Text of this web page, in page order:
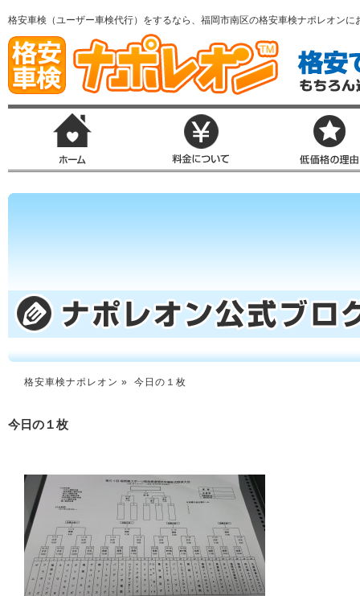
格安車検（ユーザー車検代行）をするなら、福岡市南区の格安車検ナポレオンに
格安車検ナポレオン » 今日の１枚
今日の１枚